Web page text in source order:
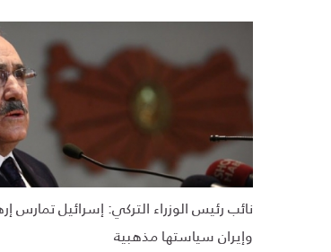
نائب رئيس الوزراء التركي: إسرائيل تمارس
وإيران سياستها مذهبية